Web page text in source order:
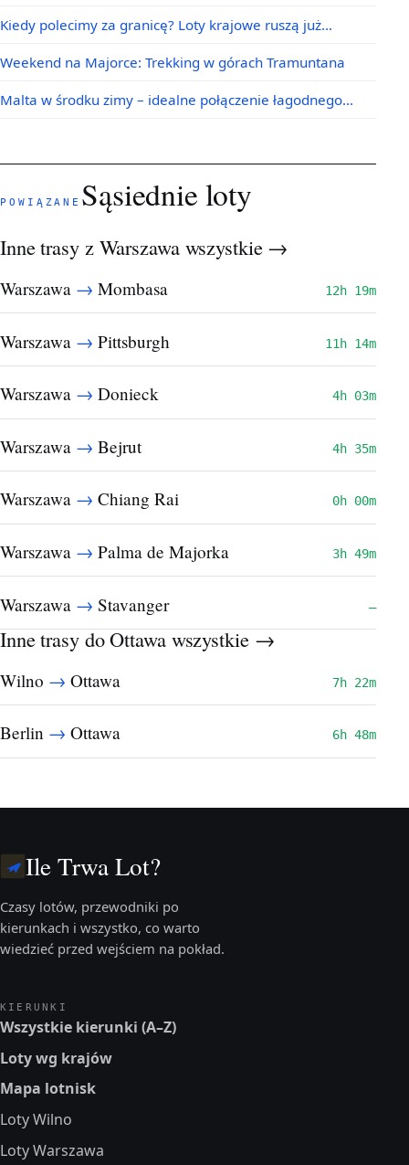
Kiedy polecimy za granicę? Loty krajowe ruszą już…
Weekend na Majorce: Trekking w górach Tramuntana
Malta w środku zimy – idealne połączenie łagodnego…
POWIĄZANE Sąsiednie loty
Inne trasy z Warszawa wszystkie →
Warszawa → Mombasa 12h 19m
Warszawa → Pittsburgh 11h 14m
Warszawa → Donieck 4h 03m
Warszawa → Bejrut 4h 35m
Warszawa → Chiang Rai 0h 00m
Warszawa → Palma de Majorka 3h 49m
Warszawa → Stavanger —
Inne trasy do Ottawawszystkie →
Wilno → Ottawa 7h 22m
Berlin → Ottawa 6h 48m
Ile Trwa Lot?
Czasy lotów, przewodniki po
kierunkach i wszystko, co warto
wiedzieć przed wejściem na pokład.
KIERUNKI
Wszystkie kierunki (A–Z)
Loty wg krajów
Mapa lotnisk
Loty Wilno
Loty Warszawa